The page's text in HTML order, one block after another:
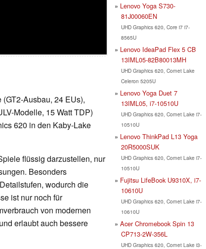
(GT2-Ausbau, 24 EUs),
Modelle, 15 Watt TDP)
620 in den Kaby-Lake
flüssig darzustellen, nur
Besonders
wodurch die
ist nur noch für
von modernen
erlaubt auch bessere
Lenovo Yoga S730-
81J00060EN
UHD Graphics 620, Core i7 i7-
8565U
Lenovo IdeaPad Flex 5 CB
13IML05-82B80013MH
UHD Graphics 620, Comet Lake
Celeron 5205U
Lenovo Yoga Duet 7
13IML05, i7-10510U
UHD Graphics 620, Comet Lake i7-
10510U
Lenovo ThinkPad L13 Yoga
20R5000SUK
UHD Graphics 620, Comet Lake i7-
10510U
Fujitsu LifeBook U9310X, i7-
10610U
UHD Graphics 620, Comet Lake i7-
10610U
Acer Chromebook Spin 13
CP713-2W-356L
UHD Graphics 620, Comet Lake i3-